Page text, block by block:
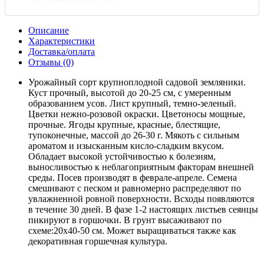
Описание
Характеристики
Доставка/оплата
Отзывы (0)
Урожайный сорт крупноплодной садовой земляники.
Куст прочный, высотой до 20-25 см, с умеренным
образованием усов. Лист крупный, темно-зеленый.
Цветки нежно-розовой окраски. Цветоносы мощные,
прочные. Ягоды крупные, красные, блестящие,
тупоконечные, массой до 26-30 г. Мякоть с сильным
ароматом и изысканным кисло-сладким вкусом.
Обладает высокой устойчивостью к болезням,
выносливостью к неблагоприятным факторам внешней
среды. Посев производят в феврале-апреле. Семена
смешивают с песком и равномерно распределяют по
увлажненной ровной поверхности. Всходы появляются
в течение 30 дней. В фазе 1-2 настоящих листьев сеянцы
пикируют в горшочки. В грунт высаживают по
схеме:20х40-50 см. Может выращиваться также как
декоративная горшечная культура.